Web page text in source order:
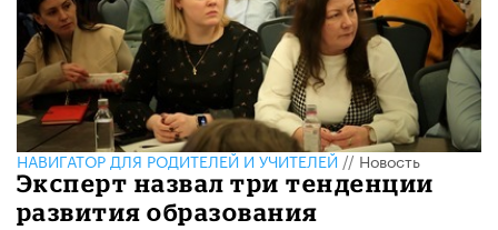
НАВИГАТОР ДЛЯ РОДИТЕЛЕЙ И УЧИТЕЛЕЙ//Новость
Эксперт назвал три тенденции
развития образования